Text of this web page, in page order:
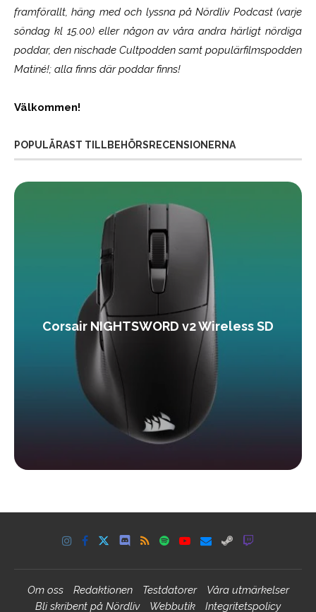
framförallt, häng med och lyssna på Nördliv Podcast (varje
söndag kl 15.00) eller någon av våra andra härligt nördiga
poddar, den nischade Cultpodden samt populärfilmspodden
Matiné!; alla finns där poddar finns!
Välkommen!
POPULÄRAST TILLBEHÖRSRECENSIONERNA
Corsair NIGHTSWORD v2 Wireless SD
Om oss Redaktionen Testdatorer
Våra utmärkelser
Bli skribent på Nördliv
Webbutik Integritetspolicy